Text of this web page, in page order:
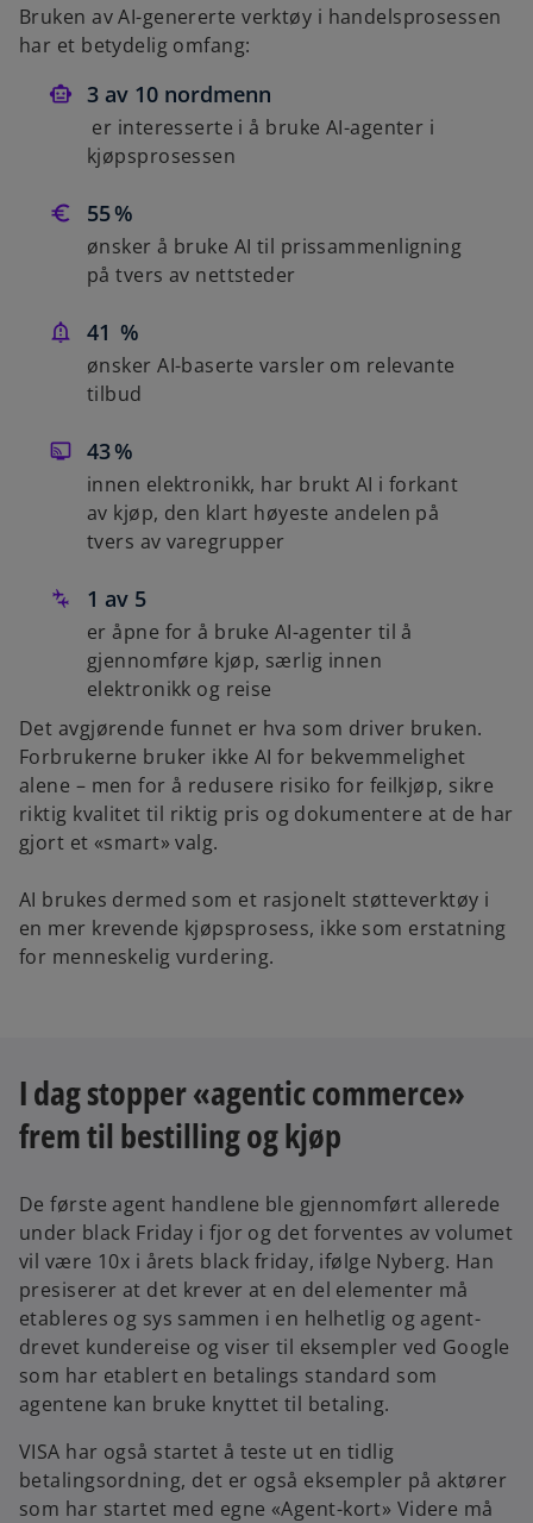
e
w
t
a
b
Bruken av AI-genererte verktøy i handelsprosessen
har et betydelig omfang:
3 av 10 nordmenn
er interesserte i å bruke AI-agenter i
kjøpsprosessen
55 %
ønsker å bruke AI til prissammenligning
på tvers av nettsteder
41 %
ønsker AI-baserte varsler om relevante
tilbud
43 %
innen elektronikk, har brukt AI i forkant
av kjøp, den klart høyeste andelen på
tvers av varegrupper
1 av 5
er åpne for å bruke AI-agenter til å
gjennomføre kjøp, særlig innen
elektronikk og reise
Det avgjørende funnet er hva som driver bruken.
Forbrukerne bruker ikke AI for bekvemmelighet
alene – men for å redusere risiko for feilkjøp, sikre
riktig kvalitet til riktig pris og dokumentere at de har
gjort et «smart» valg.
AI brukes dermed som et rasjonelt støtteverktøy i
en mer krevende kjøpsprosess, ikke som erstatning
for menneskelig vurdering.
I dag stopper «agentic commerce»
frem til bestilling og kjøp
De første agent handlene ble gjennomført allerede
under black Friday i fjor og det forventes av volumet
vil være 10x i årets black friday, ifølge Nyberg. Han
presiserer at det krever at en del elementer må
etableres og sys sammen i en helhetlig og agent-
drevet kundereise og viser til eksempler ved Google
som har etablert en betalings standard som
agentene kan bruke knyttet til betaling.
VISA har også startet å teste ut en tidlig
betalingsordning, det er også eksempler på aktører
som har startet med egne «Agent-kort» Videre må